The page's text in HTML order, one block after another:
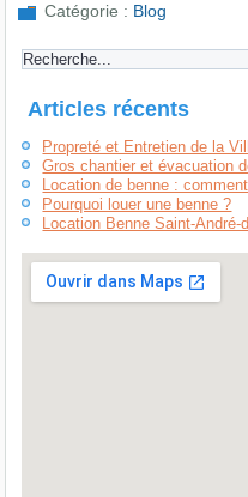
Catégorie : Blog
Articles récents
Propreté et Entretien de la
Gros chantier et évacuation
Location de benne :
Pourquoi louer une benne ?
Location Benne Saint-André-